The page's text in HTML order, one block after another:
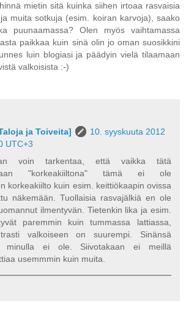
mietin sitä kuinka siihen irtoaa rasvaisia
muita sotkuja (esim. koiran karvoja), saako
puunaamassa? Olen myös vaihtamassa
paikkaa kuin sinä olin jo oman suosikkini
luin blogiasi ja päädyin vielä tilaamaan
valkoisista :-)
ja Toiveita]
10. syyskuuta 2012
UTC+3
voin tarkentaa, että vaikka tätä
"korkeakiiltona" tämä ei ole
korkeakiilto kuin esim. keittiökaapin ovissa
näkemään. Tuollaisia rasvajälkiä en ole
ilmentyvän. Tietenkin lika ja esim.
paremmin kuin tummassa lattiassa,
valkoiseen on suurempi. Sinänsä
minulla ei ole. Siivotakaan ei meillä
usemmmin kuin muita.